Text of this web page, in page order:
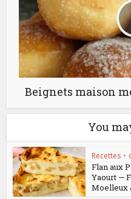
Beignets maison
You
Recettes •
Flan aux
Yaourt —
Moelleux